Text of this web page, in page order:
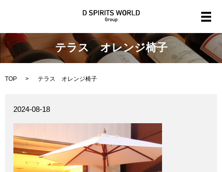
メ
テラス オレンジ椅子
TOP テラス オレンジ椅子
2024-08-18